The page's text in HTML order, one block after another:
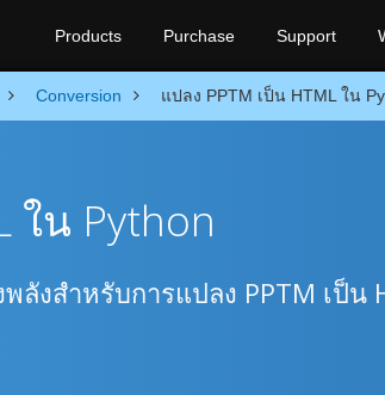
Products Purchase Support
Conversion แปลง PPTM เป็น HTML ใน
ใน Python
งสำหรับการแปลง PPTM เป็น